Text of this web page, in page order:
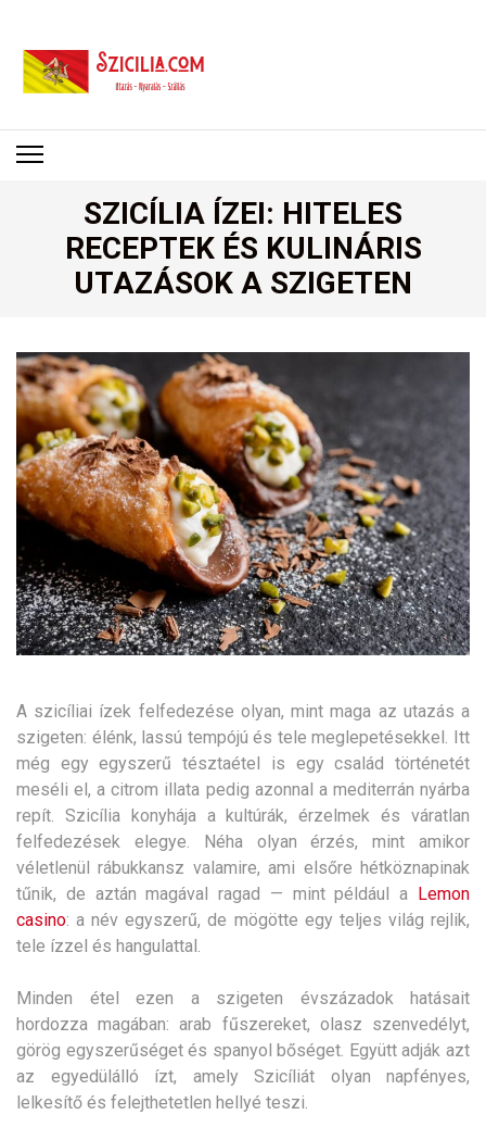
SZICÍLIA
SZICÍLIA ÍZEI: HITELES
RECEPTEK ÉS KULINÁRIS
UTAZÁSOK A SZIGETEN
A szicíliai ízek felfedezése olyan, mint maga az utazás a
szigeten: élénk, lassú tempójú és tele meglepetésekkel. Itt
még egy egyszerű tésztaétel is egy család történetét
meséli el, a citrom illata pedig azonnal a mediterrán nyárba
repít. Szicília konyhája a kultúrák, érzelmek és váratlan
felfedezések elegye. Néha olyan érzés, mint amikor
véletlenül rábukkansz valamire, ami elsőre hétköznapinak
tűnik, de aztán magával ragad — mint például a Lemon
casino: a név egyszerű, de mögötte egy teljes világ rejlik,
tele ízzel és hangulattal.
Minden étel ezen a szigeten évszázadok hatásait
hordozza magában: arab fűszereket, olasz szenvedélyt,
görög egyszerűséget és spanyol bőséget. Együtt adják azt
az egyedülálló ízt, amely Szicíliát olyan napfényes,
lelkesítő és felejthetetlen hellyé teszi.